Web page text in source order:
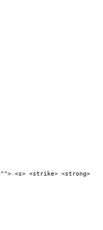
<s> <strike> <strong>